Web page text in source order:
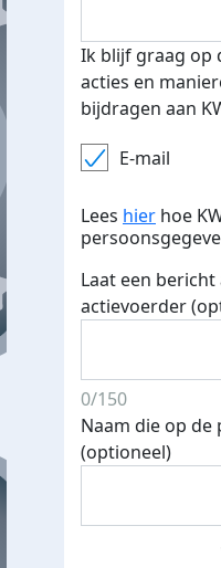
Ik blijf graag op
acties en
bijdragen aan
E-mail
Lees hier hoe
Laat een
actievoerder
0/150
Naam die op
(optioneel)